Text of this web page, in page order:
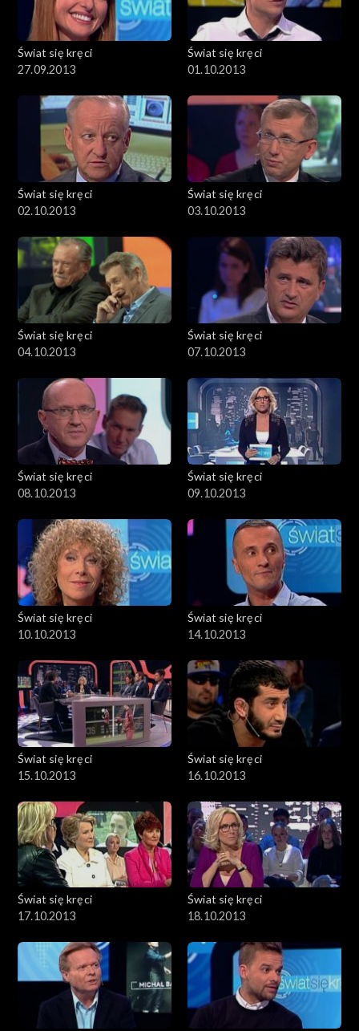
Świat się kręci
27.09.2013
Świat się kręci
01.10.2013
Świat się kręci
02.10.2013
Świat się kręci
03.10.2013
Świat się kręci
04.10.2013
Świat się kręci
07.10.2013
Świat się kręci
08.10.2013
Świat się kręci
09.10.2013
Świat się kręci
10.10.2013
Świat się kręci
14.10.2013
Świat się kręci
15.10.2013
Świat się kręci
16.10.2013
Świat się kręci
17.10.2013
Świat się kręci
18.10.2013